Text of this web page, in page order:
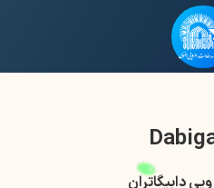
دابیگاتران